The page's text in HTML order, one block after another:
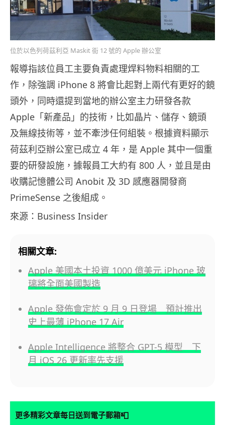
位於以色列荷茲利亞 Maskit 街 12 號的 Apple 辦公室
報導指該位員工主要負責處理焊料物料相關的工
作，除強調 iPhone 8 將會比起對上兩代有更好的鏡
頭外，同時還提到當地的辦公室主力研發各款
Apple「新產品」的技術，比如晶片、儲存、鏡頭
及無線技術等，並不牽涉任何組裝。根據資料顯示
荷茲利亞辦公室已成立 4 年，是 Apple 其中一個重
要的研發設施，據報員工大約有 800 人，並且是由
收購記憶體公司 Anobit 及 3D 感應器開發商
PrimeSense 之後組成。
來源：Business Insider
相關文章:
Apple 美國本土投資 1000 億美元 iPhone 玻
璃將全面美國製造
Apple 發佈會定於 9 月 9 日登場 預計推出
史上最薄 iPhone 17 Air
Apple Intelligence 將整合 GPT-5 模型 下
月 iOS 26 更新率先支援
更多精彩文章每日送到電子郵箱📮